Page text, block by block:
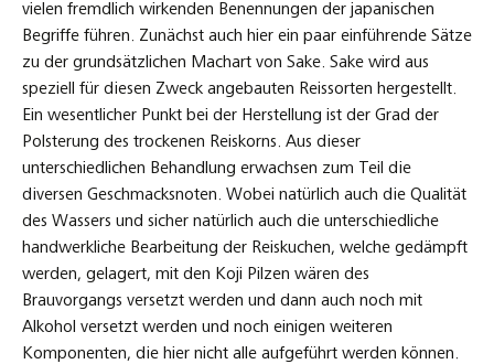
vielen fremdlich wirkenden Benennungen der japanischen
Begriffe führen. Zunächst auch hier ein paar einführende Sätze
zu der grundsätzlichen Machart von Sake. Sake wird aus
speziell für diesen Zweck angebauten Reissorten hergestellt.
Ein wesentlicher Punkt bei der Herstellung ist der Grad der
Polsterung des trockenen Reiskorns. Aus dieser
unterschiedlichen Behandlung erwachsen zum Teil die
diversen Geschmacksnoten. Wobei natürlich auch die Qualität
des Wassers und sicher natürlich auch die unterschiedliche
handwerkliche Bearbeitung der Reiskuchen, welche gedämpft
werden, gelagert, mit den Koji Pilzen wären des
Brauvorgangs versetzt werden und dann auch noch mit
Alkohol versetzt werden und noch einigen weiteren
Komponenten, die hier nicht alle aufgeführt werden können.